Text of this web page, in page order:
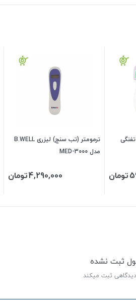
تومان
ترمومتر (تب سنج) لیزری B.WELL
مدل MED-3000
4,290,000تومان
ثبت نشده
ثبت میکند